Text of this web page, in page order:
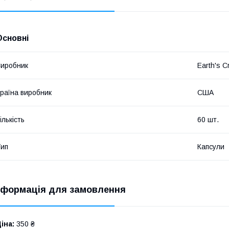
Earth's
виробник США
60 шт.
Капсули
для замовлення
350 ₴